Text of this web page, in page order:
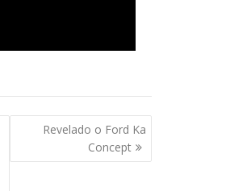
Revelado o Ford Ka
Concept